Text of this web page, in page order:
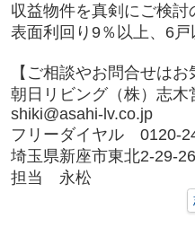
収益物件を真剣にご検討
表面利回り9％以上、6戸
【ご相談やお問合せはお
朝日リビング（株）志木
shiki@asahi-lv.co.jp
フリーダイヤル 0120-
埼玉県新座市東北2-29-
担当 永松